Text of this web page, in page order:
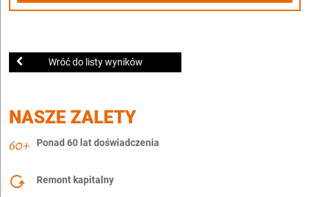
Wróć do listy wyników
NASZE ZALETY
Ponad 60 lat doświadczenia
Remont kapitalny